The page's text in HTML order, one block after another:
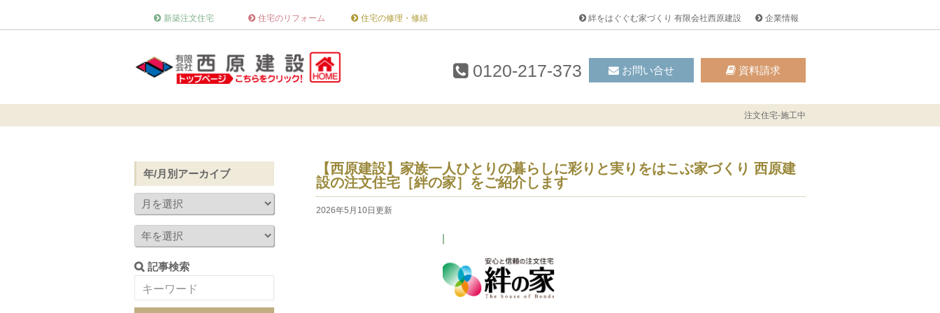
新築注文住宅 住宅のリフォーム 住宅の修理・修繕 企業情報
絆をはぐぐむ家づくり 有限会社西原建設
0120-217-373 お問い合せ 資料請求
注文住宅-施工中
【西原建設】家族一人ひとりの暮らしに彩りと実りをはこぶ家づくり 西原建
設の注文住宅［絆の家］をご紹介します
2026年5月10日更新
年/月別アーカイブ
記事検索